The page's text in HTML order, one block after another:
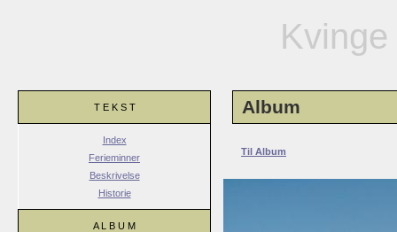
Album
Til Album
T E K S T
Index
Ferieminner
Beskrivelse
Historie
A L B U M